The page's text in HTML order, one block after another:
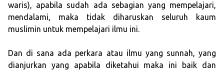
waris), apabila sudah ada sebagian yang mempelajari,
mendalami, maka tidak diharuskan seluruh kaum
muslimin untuk mempelajari ilmu ini.
Dan di sana ada perkara atau ilmu yang sunnah, yang
dianjurkan yang apabila diketahui maka ini baik dan